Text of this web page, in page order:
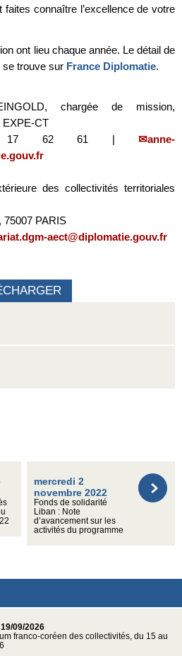
connaître l’excellence de votre
ont lieu chaque année. Le détail de
se trouve sur France Diplomatie.
chargée de mission,
EXPE-CT
17 62 61 |
anne-
des collectivités territoriales
75007 PARIS
aect@diplomatie.gouv.fr
mercredi 2
novembre 2022
Fonds de solidarité
Liban : Note
d’avancement sur les
activités du programme
09/2026
franco-coréen des collectivités, du 15 au